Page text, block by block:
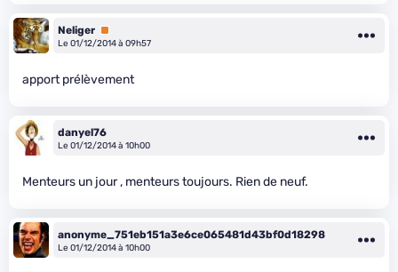
Neliger Premium
Le 01/12/2014 à 09h57
apport prélèvement
danyel76
Le 01/12/2014 à 10h00
Menteurs un jour , menteurs toujours. Rien de neuf.
anonyme_751eb151a3e6ce065481d43bf0d18298
Le 01/12/2014 à 10h00